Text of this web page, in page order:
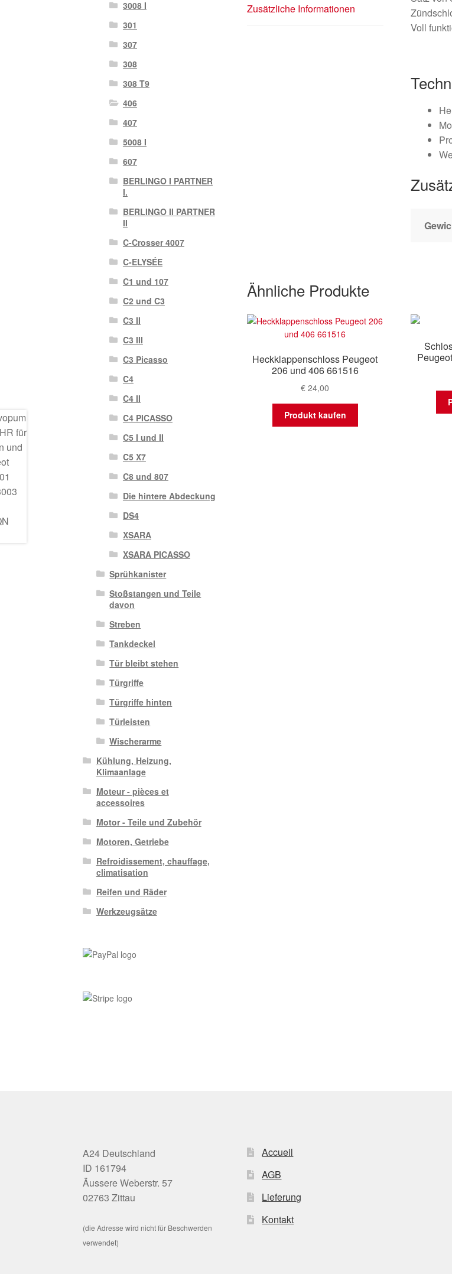
Zusätzliche Informationen
Voll
Ähnliche Produkte
Heckklappenschloss Peugeot
206 und 406 661516
€ 24,00
Produkt kaufen
3008 I
301
307
308
308 T9
406
407
5008 I
607
BERLINGO I PARTNER
I.
BERLINGO II PARTNER
II
C-Crosser 4007
C-ELYSÉE
C1 und 107
C2 und C3
C3 II
C3 III
C3 Picasso
C4
C4 II
C4 PICASSO
C5 I und II
C5 X7
C8 und 807
Die hintere Abdeckung
DS4
XSARA
XSARA PICASSO
Sprühkanister
Stoßstangen und Teile
davon
Streben
Tankdeckel
Tür bleibt stehen
Türgriffe
Türgriffe hinten
Türleisten
Wischerarme
Kühlung, Heizung,
Klimaanlage
Moteur - pièces et
accessoires
Motor - Teile und Zubehör
Motoren, Getriebe
Refroidissement, chauffage,
climatisation
Reifen und Räder
Werkzeugsätze
A24 Deutschland
ID 161794
Äussere Weberstr. 57
02763 Zittau
(die Adresse wird nicht für Beschwerden
verwendet)
Accueil
AGB
Lieferung
Kontakt